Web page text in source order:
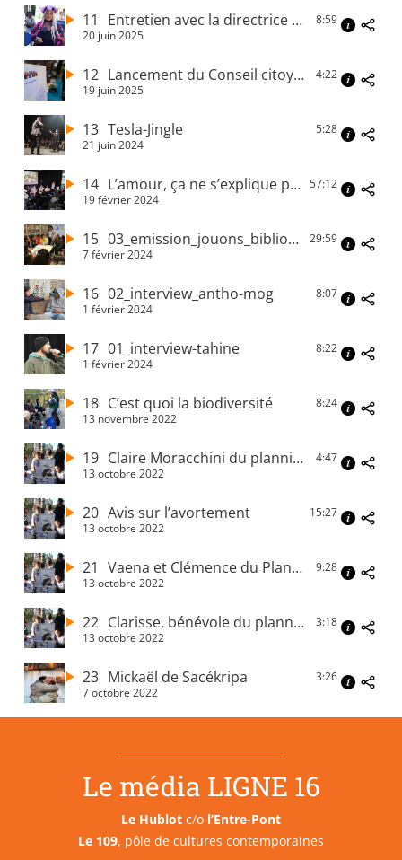
11 Entretien avec la directrice de la Trinité de France Travail
20 juin 2025
8:59
12 Lancement du Conseil citoyen de Saint André
19 juin 2025
4:22
13 Tesla-Jingle
21 juin 2024
5:28
14 L’amour, ça ne s’explique pas
19 février 2024
57:12
15 03_emission_jouons_biblio_ariane_31janvier2024
7 février 2024
29:59
16 02_interview_antho-mog
1 février 2024
8:07
17 01_interview-tahine
1 février 2024
8:22
18 C’est quoi la biodiversité
13 novembre 2022
8:24
19 Claire Moracchini du planning familial
13 octobre 2022
4:47
20 Avis sur l’avortement
13 octobre 2022
15:27
21 Vaena et Clémence du Planning familial
13 octobre 2022
9:28
22 Clarisse, bénévole du planning familial
13 octobre 2022
3:18
23 Mickaël de Sacékripa
7 octobre 2022
3:26
Le média LIGNE 16
Le Hublot c/o l’Entre-Pont
Le 109, pôle de cultures contemporaines